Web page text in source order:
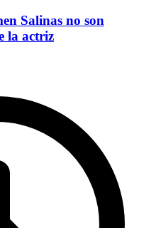
Salinas no son
la actriz